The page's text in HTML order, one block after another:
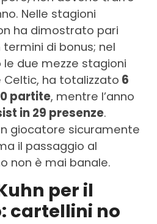
Nelle stagioni
ha dimostrato pari
di bonus; nel
due mezze stagioni
Celtic, ha totalizzato 6
partite, mentre l’anno
in 29 presenze.
giocatore sicuramente
il passaggio al
non è mai banale.
per il
cartellini no